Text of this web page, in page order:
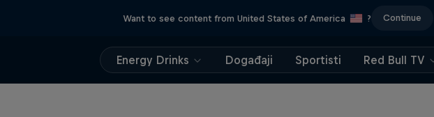
Want to see content from United States of America ? Continue
Energy Drinks Događaji Sportisti Red Bull TV